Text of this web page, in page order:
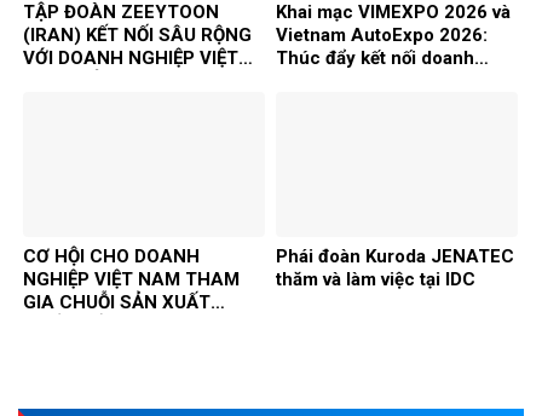
TẬP ĐOÀN ZEEYTOON
(IRAN) KẾT NỐI SÂU RỘNG
VỚI DOANH NGHIỆP VIỆT
Khai mạc VIMEXPO 2026 và
Vietnam AutoExpo 2026:
Thúc đẩy kết nối doanh
CƠ HỘI CHO DOANH
NGHIỆP VIỆT NAM THAM
GIA CHUỖI SẢN XUẤT
Phái đoàn Kuroda JENATEC
thăm và làm việc tại IDC